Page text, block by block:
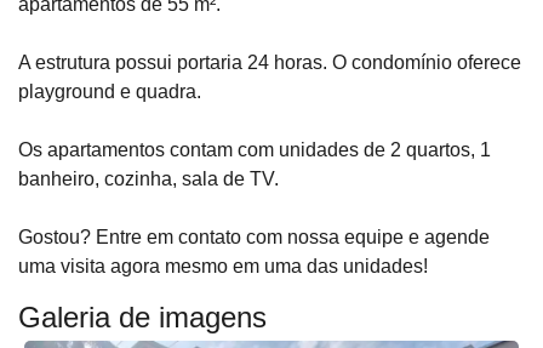
apartamentos de 55 m².
A estrutura possui portaria 24 horas. O condomínio oferece
playground e quadra.
Os apartamentos contam com unidades de 2 quartos, 1
banheiro, cozinha, sala de TV.
Gostou? Entre em contato com nossa equipe e agende
uma visita agora mesmo em uma das unidades!
Galeria de imagens